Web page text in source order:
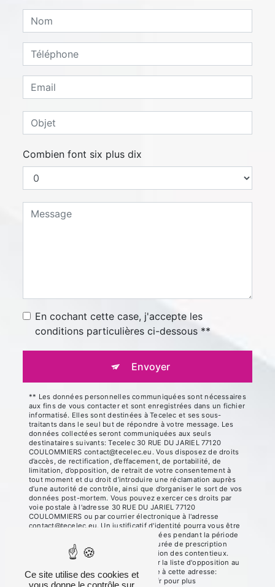
Combien font six plus dix
En cochant cette case, j'accepte les
conditions particulières ci-dessous **
Envoyer
** Les données personnelles communiquées sont nécessaires
aux fins de vous contacter et sont enregistrées dans un fichier
informatisé. Elles sont destinées à Tecelec et ses sous-
traitants dans le seul but de répondre à votre message. Les
données collectées seront communiquées aux seuls
destinataires suivants: Tecelec 30 RUE DU JARIEL 77120
COULOMMIERS contact@tecelec.eu. Vous disposez de droits
d’accès, de rectification, d’effacement, de portabilité, de
limitation, d’opposition, de retrait de votre consentement à
tout moment et du droit d’introduire une réclamation auprès
d’une autorité de contrôle, ainsi que d’organiser le sort de vos
données post-mortem. Vous pouvez exercer ces droits par
voie postale à l'adresse 30 RUE DU JARIEL 77120
COULOMMIERS ou par courrier électronique à l'adresse
contact@tecelec.eu. Un justificatif d'identité pourra vous être
demandé. Nous conservons vos données pendant la période
de prise de contact puis pendant la durée de prescription
légale aux fins probatoires et de gestion des contentieux.
Vous avez le droit de vous inscrire sur la liste d'opposition au
démarchage téléphonique, disponible à cette adresse:
Bloctel.gouv.fr . Consultez le site cnil.fr pour plus
Ce site utilise des cookies et
vous donne le contrôle sur